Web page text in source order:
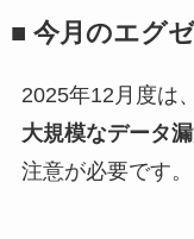
■ 今月のエグ
2025年12月度は、
大規模なデータ
注意が必要です。